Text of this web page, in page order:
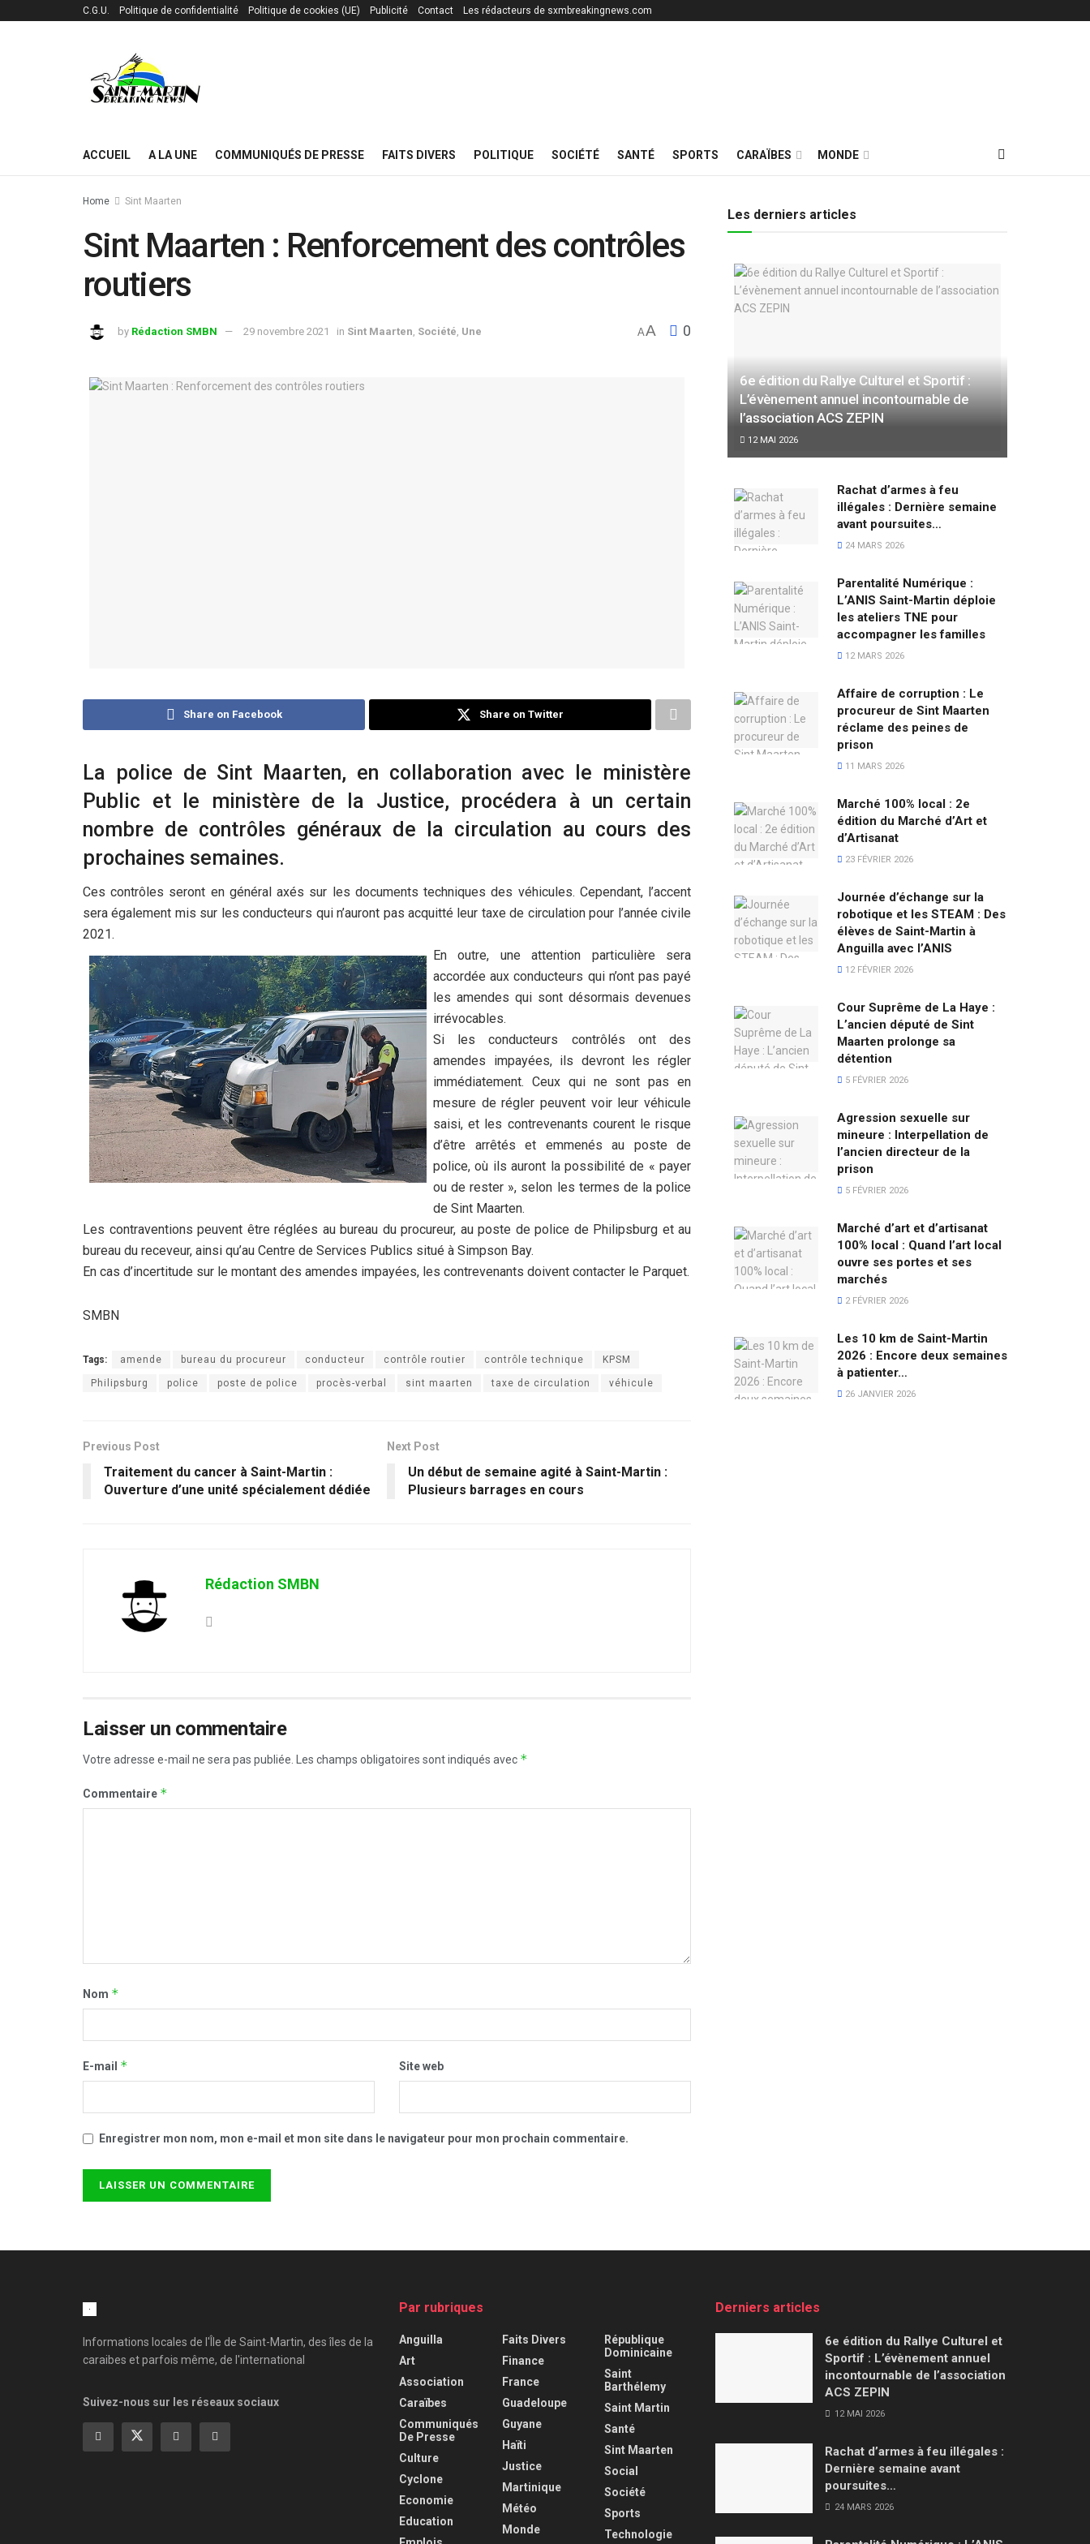
C.G.U. Politique de confidentialité Politique de cookies (UE) Publicité Contact Les rédacteurs de sxmbreakingnews.com
ACCUEIL A LA UNE COMMUNIQUÉS DE PRESSE FAITS DIVERS POLITIQUE SOCIÉTÉ SANTÉ SPORTS CARAÏBES MONDE
Home Sint Maarten
Sint Maarten : Renforcement des contrôles
routiers
by Rédaction SMBN 29 novembre 2021 in Sint Maarten Société Une AA 0
Share on Facebook Share on Twitter
La police de Sint Maarten, en collaboration avec le ministère
Public et le ministère de la Justice, procédera à un certain
nombre de contrôles généraux de la circulation au cours des
prochaines semaines.
Ces contrôles seront en général axés sur les documents techniques des véhicules. Cependant, l’accent
sera également mis sur les conducteurs qui n’auront pas acquitté leur taxe de circulation pour l’année civile
2021.
En outre, une attention particulière sera
accordée aux conducteurs qui n’ont pas payé
les amendes qui sont désormais devenues
irrévocables.
Si les conducteurs contrôlés ont des
amendes impayées, ils devront les régler
immédiatement. Ceux qui ne sont pas en
mesure de régler peuvent voir leur véhicule
saisi, et les contrevenants courent le risque
d’être arrêtés et emmenés au poste de
police, où ils auront la possibilité de « payer
ou de rester », selon les termes de la police
de Sint Maarten.
Les contraventions peuvent être réglées au bureau du procureur, au poste de police de Philipsburg et au
bureau du receveur, ainsi qu’au Centre de Services Publics situé à Simpson Bay.
En cas d’incertitude sur le montant des amendes impayées, les contrevenants doivent contacter le Parquet.
SMBN
Tags: amende bureau du procureur conducteur contrôle routier contrôle technique KPSM
Philipsburg police poste de police procès-verbal sint maarten taxe de circulation véhicule
Previous Post
Traitement du cancer à Saint-Martin :
Ouverture d’une unité spécialement dédiée
Next Post
Un début de semaine agité à Saint-Martin :
Plusieurs barrages en cours
Rédaction SMBN
Laisser un commentaire
Votre adresse e-mail ne sera pas publiée. Les champs obligatoires sont indiqués avec *
Commentaire *
Nom *
E-mail * Site web
Enregistrer mon nom, mon e-mail et mon site dans le navigateur pour mon prochain commentaire.
Les derniers articles
6e édition du Rallye Culturel et Sportif :
L’évènement annuel incontournable de
l’association ACS ZEPIN
12 MAI 2026
Rachat d’armes à feu
illégales : Dernière semaine
avant poursuites…
24 MARS 2026
Parentalité Numérique :
L’ANIS Saint-Martin déploie
les ateliers TNE pour
accompagner les familles
12 MARS 2026
Affaire de corruption : Le
procureur de Sint Maarten
réclame des peines de
prison
11 MARS 2026
Marché 100% local : 2e
édition du Marché d’Art et
d’Artisanat
23 FÉVRIER 2026
Journée d’échange sur la
robotique et les STEAM : Des
élèves de Saint-Martin à
Anguilla avec l’ANIS
12 FÉVRIER 2026
Cour Suprême de La Haye :
L’ancien député de Sint
Maarten prolonge sa
détention
5 FÉVRIER 2026
Agression sexuelle sur
mineure : Interpellation de
l’ancien directeur de la
prison
5 FÉVRIER 2026
Marché d’art et d’artisanat
100% local : Quand l’art local
ouvre ses portes et ses
marchés
2 FÉVRIER 2026
Les 10 km de Saint-Martin
2026 : Encore deux semaines
à patienter…
26 JANVIER 2026
Informations locales de l'Île de Saint-Martin, des îles de la
caraibes et parfois même, de l'international
Suivez-nous sur les réseaux sociaux
Par rubriques
Anguilla
Art
Association
Caraïbes
Communiqués
De Presse
Culture
Cyclone
Economie
Education
Faits Divers
Finance
France
Guadeloupe
Guyane
Haïti
Justice
Martinique
Météo
Monde
République
Dominicaine
Saint
Barthélemy
Saint Martin
Santé
Sint Maarten
Social
Société
Sports
Technologie
Derniers articles
6e édition du Rallye Culturel et
Sportif : L’évènement annuel
incontournable de l’association
ACS ZEPIN
12 MAI 2026
Rachat d’armes à feu illégales :
Dernière semaine avant
poursuites…
24 MARS 2026